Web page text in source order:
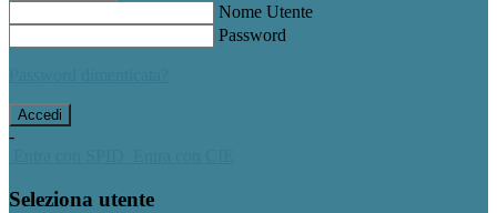
Nome Utente
Password
-
Seleziona utente